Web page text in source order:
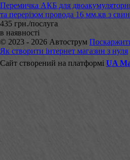
Перемичка АКБ для
та перерізом провода 16 мм.кв з
435 грн./послуга
в наявності
© 2023 - 2026 Автострум
Як створити інтернет магазин з нуля
Сайт створений на платформі UA